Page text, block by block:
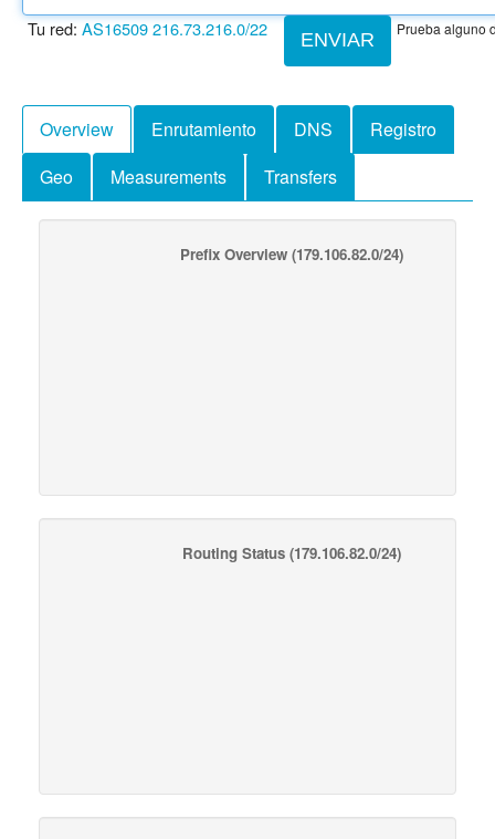
ENVIAR
Tu red: AS16509216.73.216.0/22 Prueba alguno
Overview Enrutamiento DNS
Registro
Geo
Measurements Transfers
Prefix Overview(179.106.82.0/24)
Routing Status(179.106.82.0/24)